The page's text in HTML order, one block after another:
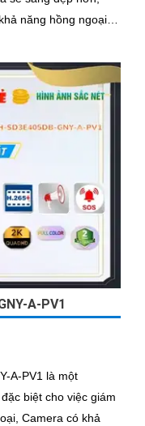
năng hồng ngoại
A-PV1
A-PV1 là một
biệt cho việc giám